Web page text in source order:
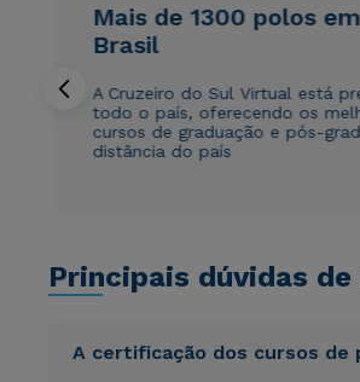
Mais de 1300 polos
Brasil
A Cruzeiro do Sul Virtual está
todo o país, oferecendo os
cursos de graduação e pós-
distância do país
Principais dúvidas
A certificação dos cursos de